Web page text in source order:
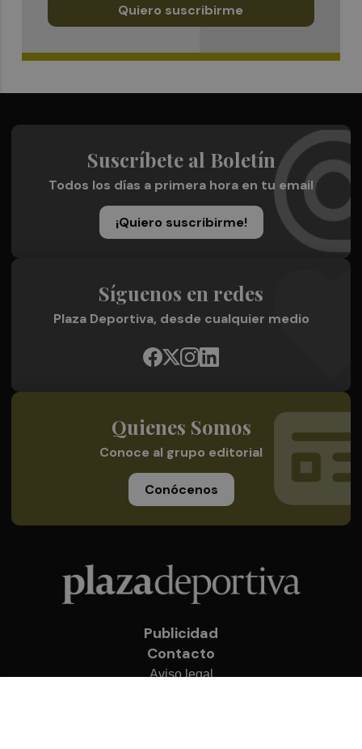
Quiero suscribirme
Suscríbete al Boletín
Todos los días a primera hora en tu email
¡Quiero suscribirme!
Síguenos en redes
Plaza Deportiva, desde cualquier medio
Quienes Somos
Conoce al grupo editorial
Conócenos
Publicidad
Contacto
Aviso legal